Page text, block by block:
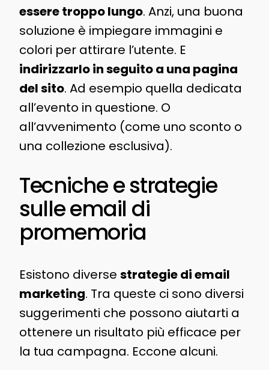
essere troppo lungo. Anzi, una buona
soluzione è impiegare immagini e
colori per attirare l’utente. E
indirizzarlo in seguito a una pagina
del sito. Ad esempio quella dedicata
all’evento in questione. O
all’avvenimento (come uno sconto o
una collezione esclusiva).
Tecniche e strategie
sulle email di
promemoria
Esistono diverse strategie di email
marketing. Tra queste ci sono diversi
suggerimenti che possono aiutarti a
ottenere un risultato più efficace per
la tua campagna. Eccone alcuni.